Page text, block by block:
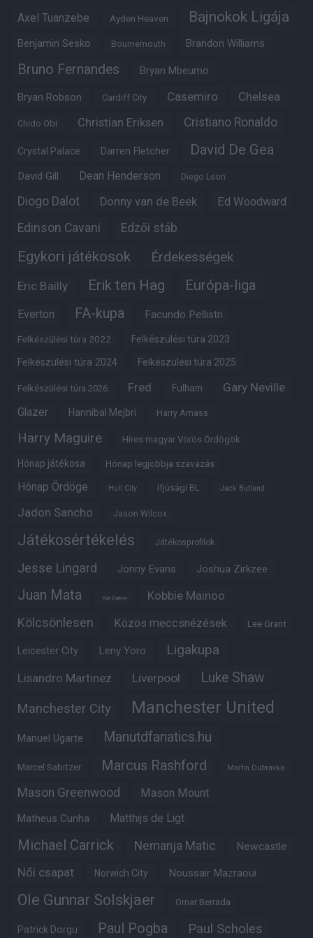
Axel Tuanzebe Ayden Heaven Bajnokok Ligája
Benjamin Sesko Bournemouth Brandon Williams
Bruno Fernandes Bryan Mbeumo
Bryan Robson Cardiff City Casemiro Chelsea
Chido Obi Christian Eriksen Cristiano Ronaldo
Crystal Palace Darren Fletcher David De Gea
David Gill Dean Henderson Diego Leon
Diogo Dalot Donny van de Beek Ed Woodward
Edinson Cavani Edzői stáb
Egykori játékosok Érdekességek
Eric Bailly Erik ten Hag Európa-liga
Everton FA-kupa Facundo Pellistri
Felkészülési túra 2022 Felkészülési túra 2023
Felkészülési túra 2024 Felkészülési túra 2025
Felkészülési túra 2026 Fred Fulham Gary Neville
Glazer Hannibal Mejbri Harry Amass
Harry Maguire Híres magyar Vörös Ördögök
Hónap játékosa Hónap legjobbja szavazás
Hónap Ördöge Hull City Ifjúsági BL Jack Butland
Jadon Sancho Jason Wilcox
Játékosértékelés Játékosprofilok
Jesse Lingard Jonny Evans Joshua Zirkzee
Juan Mata Karl Darlow Kobbie Mainoo
Kölcsönlesen Közös meccsnézések Lee Grant
Leicester City Leny Yoro Ligakupa
Lisandro Martinez Liverpool Luke Shaw
Manchester City Manchester United
Manuel Ugarte Manutdfanatics.hu
Marcel Sabitzer Marcus Rashford Martin Dubravka
Mason Greenwood Mason Mount
Matheus Cunha Matthijs de Ligt
Michael Carrick Nemanja Matic Newcastle
Női csapat Norwich City Noussair Mazraoui
Ole Gunnar Solskjaer Omar Berrada
Patrick Dorgu Paul Pogba Paul Scholes